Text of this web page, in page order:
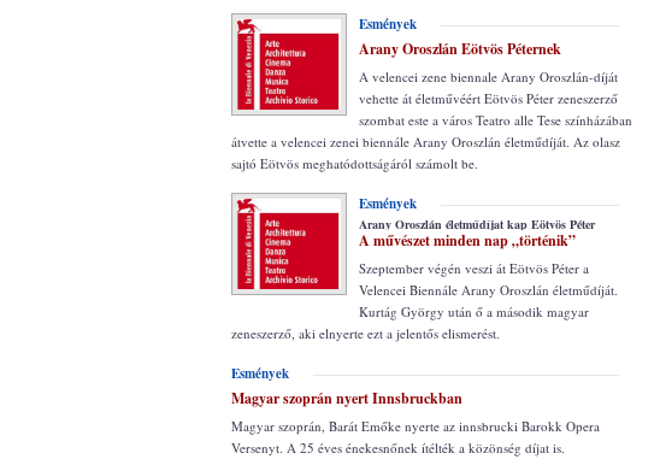
Esmények
Arany Oroszlán Eötvös Péternek
A velencei zene biennale Arany Oroszlán-díját
vehette át életművéért Eötvös Péter zeneszerző
szombat este a város Teatro alle Tese színházában
átvette a velencei zenei biennále Arany Oroszlán életműdíját. Az olasz
sajtó Eötvös meghatódottságáról számolt be.
Esmények
Arany Oroszlán életműdíjat kap Eötvös Péter
A művészet minden nap „történik”
Szeptember végén veszi át Eötvös Péter a
Velencei Biennále Arany Oroszlán életműdíját.
Kurtág György után ő a második magyar
zeneszerző, aki elnyerte ezt a jelentős elismerést.
Esmények
Magyar szoprán nyert Innsbruckban
Magyar szoprán, Barát Emőke nyerte az innsbrucki Barokk Opera
Versenyt. A 25 éves énekesnőnek ítélték a közönség díjat is.